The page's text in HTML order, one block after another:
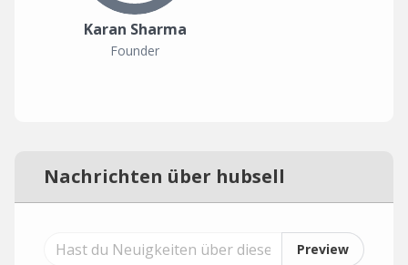
Karan Sharma
Founder
Nachrichten über hubsell
Preview